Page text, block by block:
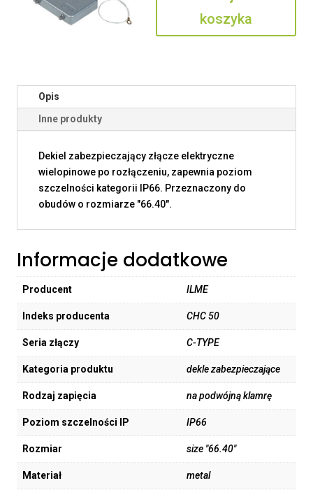
koszyka
Opis
Inne produkty
Dekiel zabezpieczający złącze elektryczne
wielopinowe po rozłączeniu, zapewnia poziom
szczelności kategorii IP66. Przeznaczony do
obudów o rozmiarze "66.40".
Informacje dodatkowe
Producent ILME
Indeks producenta CHC 50
Seria złączy C-TYPE
Kategoria produktu dekle zabezpieczające
Rodzaj zapięcia na podwójną klamrę
Poziom szczelności IP IP66
Rozmiar size "66.40"
Materiał metal